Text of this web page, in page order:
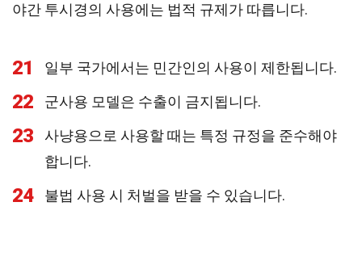
야간 투시경의 사용에는 법적 규제가 따릅니다.
21 일부 국가에서는 민간인의 사용이 제한됩니다.
22 군사용 모델은 수출이 금지됩니다.
23
사냥용으로 사용할 때는 특정 규정을 준수해야
합니다.
24 불법 사용 시 처벌을 받을 수 있습니다.